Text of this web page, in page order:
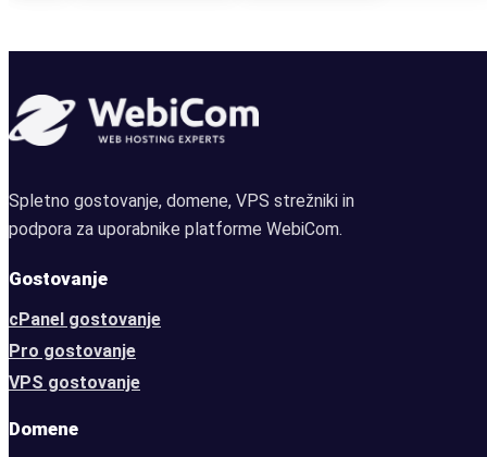
Spletno gostovanje, domene, VPS strežniki in
podpora za uporabnike platforme WebiCom.
Gostovanje
cPanel gostovanje
Pro gostovanje
VPS gostovanje
Domene